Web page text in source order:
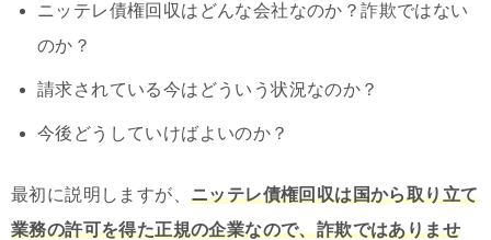
ニッテレ債権回収はどんな会社なのか？詐欺ではない
のか？
請求されている今はどういう状況なのか？
今後どうしていけばよいのか？
最初に説明しますが、 ニッテレ債権回収は国から取り立て
業務の許可を得た正規の企業なので、詐欺ではありませ